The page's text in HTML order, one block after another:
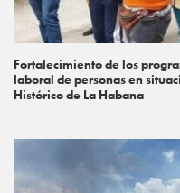
Fortalecimiento de los
laboral de personas en
Histórico de La Habana